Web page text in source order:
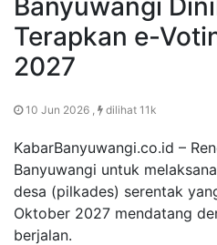
Terapkan e-
2027
10 Jun 2026 , dilihat 11k
KabarBanyuwangi.co.id –
Banyuwangi untuk
desa (pilkades) serentak
Oktober 2027 mendatang
berjalan.